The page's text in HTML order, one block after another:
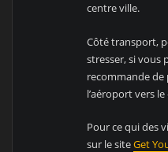
centre ville.
Côté transport,
stresser, si vous
recommande
l’aéroport vers
Pour ce qui des
sur le siteGet